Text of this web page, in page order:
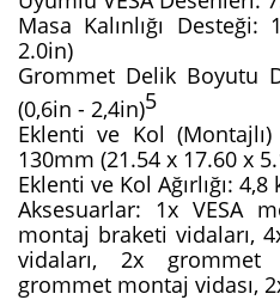
Masa Kalınlığı
2.0in)
Grommet Delik Boyutu
(0,6in - 2,4in)5
Eklenti ve Kol
130mm (21.54 x 17.60 x
Eklenti ve Kol Ağırlığı: 4,8
Aksesuarlar: 1x VESA
montaj braketi vidaları,
vidaları, 2x
grommet montaj vidası,